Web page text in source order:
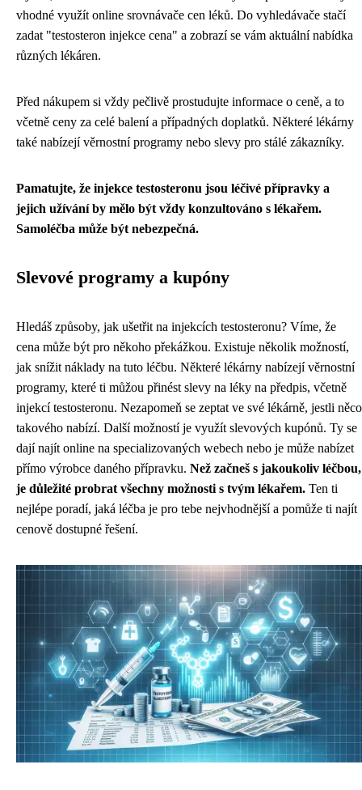
vhodné využít online srovnávače cen léků. Do vyhledávače stačí
zadat "testosteron injekce cena" a zobrazí se vám aktuální nabídka
různých lékáren.
Před nákupem si vždy pečlivě prostudujte informace o ceně, a to
včetně ceny za celé balení a případných doplatků. Některé lékárny
také nabízejí věrnostní programy nebo slevy pro stálé zákazníky.
Pamatujte, že injekce testosteronu jsou léčivé přípravky a
jejich užívání by mělo být vždy konzultováno s lékařem.
Samoléčba může být nebezpečná.
Slevové programy a kupóny
Hledáš způsoby, jak ušetřit na injekcích testosteronu? Víme, že
cena může být pro někoho překážkou. Existuje několik možností,
jak snížit náklady na tuto léčbu. Některé lékárny nabízejí věrnostní
programy, které ti můžou přinést slevy na léky na předpis, včetně
injekcí testosteronu. Nezapomeň se zeptat ve své lékárně, jestli něco
takového nabízí. Další možností je využít slevových kupónů. Ty se
dají najít online na specializovaných webech nebo je může nabízet
přímo výrobce daného přípravku. Než začneš s jakoukoliv léčbou,
je důležité probrat všechny možnosti s tvým lékařem. Ten ti
nejlépe poradí, jaká léčba je pro tebe nejvhodnější a pomůže ti najít
cenově dostupné řešení.